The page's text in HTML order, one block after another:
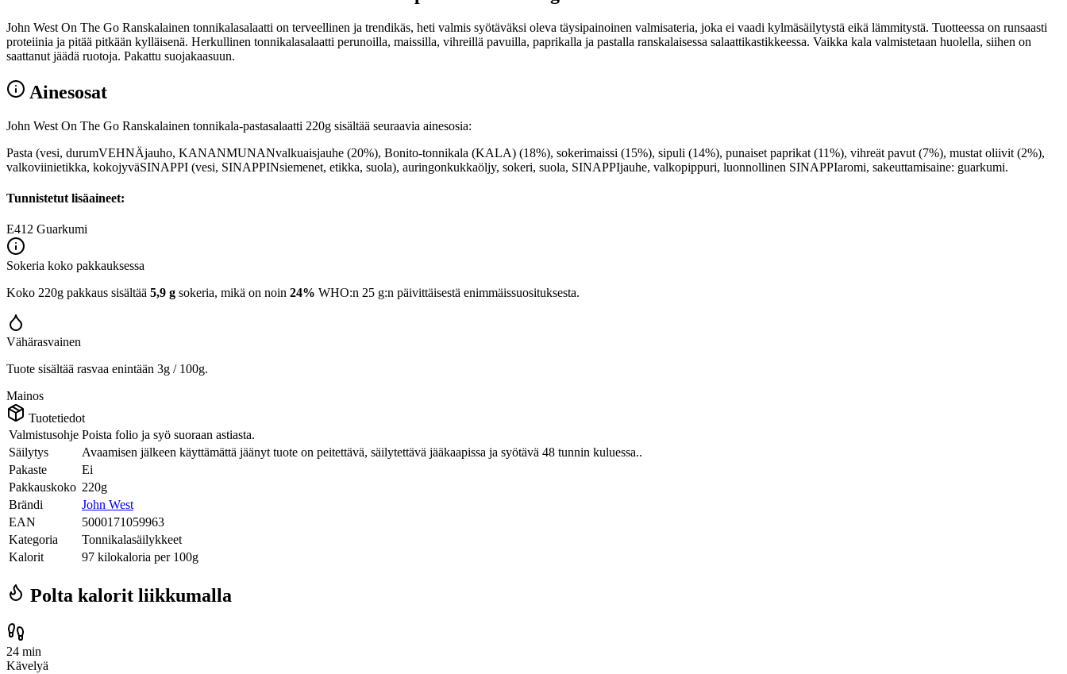
John West On The Go Ranskalainen tonnikalasalaatti on terveellinen ja trendikäs, heti valmis syötäväksi oleva täysipainoinen valmisateria, joka ei vaadi kylmäsäilytystä eikä lämmitystä. Tuotteessa on runsaasti
proteiinia ja pitää pitkään kylläisenä. Herkullinen tonnikalasalaatti perunoilla, maissilla, vihreillä pavuilla, paprikalla ja pastalla ranskalaisessa salaattikastikkeessa. Vaikka kala valmistetaan huolella, siihen on
saattanut jäädä ruotoja. Pakattu suojakaasuun.
Ainesosat
John West On The Go Ranskalainen tonnikala-pastasalaatti 220g sisältää seuraavia ainesosia:
Pasta (vesi, durumVEHNÄjauho, KANANMUNANvalkuaisjauhe (20%), Bonito-tonnikala (KALA) (18%), sokerimaissi (15%), sipuli (14%), punaiset paprikat (11%), vihreät pavut (7%), mustat oliivit (2%),
valkoviinietikka, kokojyväSINAPPI (vesi, SINAPPINsiemenet, etikka, suola), auringonkukkaöljy, sokeri, suola, SINAPPIjauhe, valkopippuri, luonnollinen SINAPPIaromi, sakeuttamisaine: guarkumi.
Tunnistetut lisäaineet:
E412 Guarkumi
Sokeria koko pakkauksessa
Koko 220g pakkaus sisältää 5,9 g sokeria, mikä on noin 24% WHO:n 25 g:n päivittäisestä enimmäissuosituksesta.
Vähärasvainen
Tuote sisältää rasvaa enintään 3g / 100g.
Mainos
Tuotetiedot
Valmistusohje Poista folio ja syö suoraan astiasta.
Säilytys
Avaamisen jälkeen käyttämättä jäänyt tuote on peitettävä, säilytettävä jääkaapissa ja syötävä 48 tunnin kuluessa..
Pakaste
Ei
Pakkauskoko 220g
Brändi
John West
EAN
5000171059963
Kategoria
Tonnikalasäilykkeet
Kalorit
97 kilokaloria per 100g
Polta kalorit liikkumalla
24 min
Kävelyä